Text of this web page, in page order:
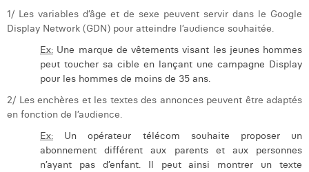
Louis Nassogne
Manon Houppertz
Margaux Marien
Mathias Segers
1/ Les variables d’âge et de sexe peuvent servir dans le Google
Display Network (GDN) pour atteindre l’audience souhaitée.
Ex: Une marque de vêtements visant les jeunes hommes
peut toucher sa cible en lançant une campagne Display
pour les hommes de moins de 35 ans.
2/ Les enchères et les textes des annonces peuvent être adaptés
en fonction de l’audience.
Ex: Un opérateur télécom souhaite proposer un
abonnement différent aux parents et aux personnes
n’ayant pas d’enfant. Il peut ainsi montrer un texte